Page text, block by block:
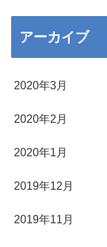
アーカイブ
2020年3月
2020年2月
2020年1月
2019年12月
2019年11月